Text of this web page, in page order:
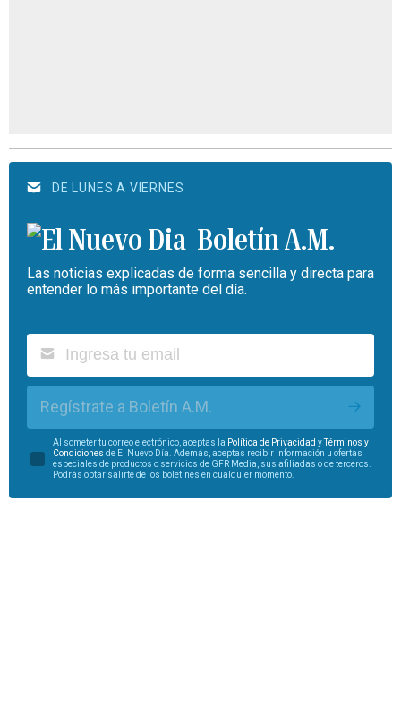
DE LUNES A VIERNES
Boletín A.M.
Las noticias explicadas de forma sencilla y directa para
entender lo más importante del día.
Regístrate a Boletín A.M.
Al someter tu correo electrónico, aceptas la Política de Privacidad yTérminos y
Condiciones de El Nuevo Día. Además, aceptas recibir información u ofertas
especiales de productos o servicios de GFR Media, sus afiliadas o de terceros.
Podrás optar salirte de los boletines en cualquier momento.